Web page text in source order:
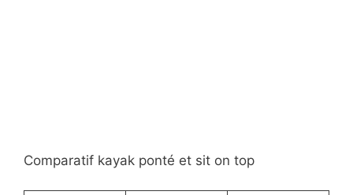
Comparatif kayak ponté et sit on top